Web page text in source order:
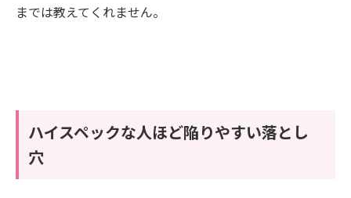
までは教えてくれません。
ハイスペックな人ほど陥りやすい落とし
穴